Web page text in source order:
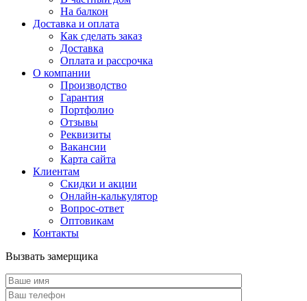
На балкон
Доставка и оплата
Как сделать заказ
Доставка
Оплата и рассрочка
О компании
Производство
Гарантия
Портфолио
Отзывы
Реквизиты
Вакансии
Карта сайта
Клиентам
Скидки и акции
Онлайн-калькулятор
Вопрос-ответ
Оптовикам
Контакты
Вызвать замерщика